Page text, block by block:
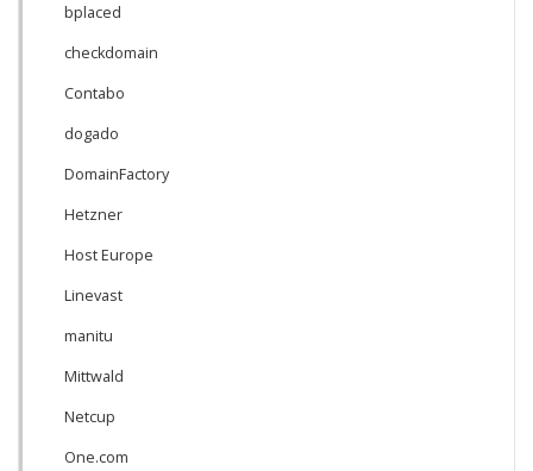
bplaced
checkdomain
Contabo
dogado
DomainFactory
Hetzner
Host Europe
Linevast
manitu
Mittwald
Netcup
One.com